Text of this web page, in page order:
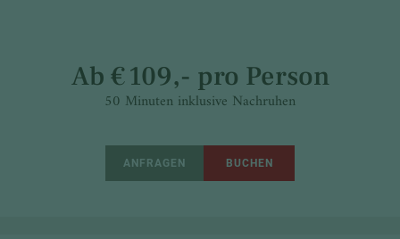
Ab € 109,- pro Person
50 Minuten inklusive Nachruhen
ANFRAGEN BUCHEN